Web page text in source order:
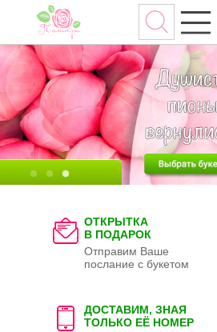
ОТКРЫТКА
В ПОДАРОК
Отправим Ваше
послание с букетом
ДОСТАВИМ, ЗНАЯ
ТОЛЬКО ЕЁ НОМЕР